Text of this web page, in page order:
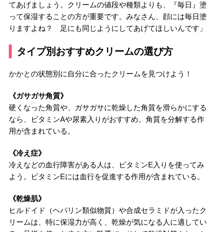
てあげましょう。クリームの値段や種類よりも、『毎日』塗
って保湿することの方が重要です。みなさん、顔には毎日塗
りますよね？ 足にも同じようにしてあげてほしいんです」
タイプ別おすすめクリームの選び方
かかとの状態別に自分に合ったクリームを見つけよう！
《ガサガサ角質》
硬くなった角質や、ガサガサに乾燥した角質を滑らかにする
なら、ビタミンAや尿素入りがおすすめ。角質を分解する作
用が含まれている。
《冷え症》
冷えなどの血行障害がある人は、ビタミンE入りを使ってみ
よう。ビタミンEには血行を促進する作用が含まれている。
《乾燥肌》
ヒルドイド（ヘパリン類似物質）や合成セラミドが入ったク
リームは、特に保湿力が高く、乾燥が気になる人に適してい